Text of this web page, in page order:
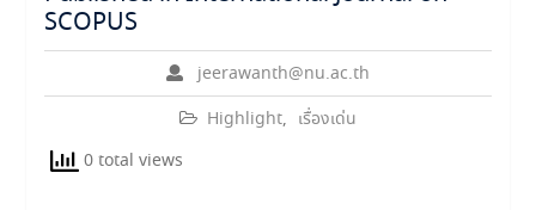
SCOPUS
jeerawanth@nu.ac.th
Highlight, เรื่องเด่น
0 total views